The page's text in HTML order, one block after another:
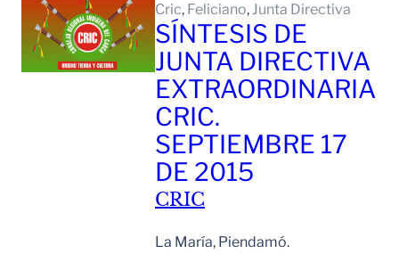
Cric, Feliciano, Junta Directiva
SÍNTESIS DE
JUNTA DIRECTIVA
EXTRAORDINARIA
CRIC.
SEPTIEMBRE 17
DE 2015
CRIC
La María, Piendamó.